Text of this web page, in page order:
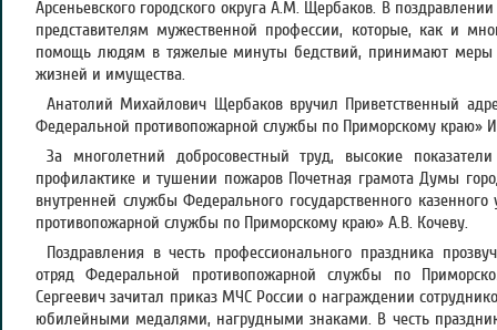
Арсеньевского городского округа А.М. Щербаков. В
представителям мужественной профессии, которые, как и
помощь людям в тяжелые минуты бедствий, принимают меры
жизней и имущества.
Анатолий Михайлович Щербаков вручил Приветственный
Федеральной противопожарной службы по Приморскому краю»
За многолетний добросовестный труд, высокие
профилактике и тушении пожаров Почетная грамота Думы
внутренней службы Федерального государственного
противопожарной службы по Приморскому краю» А.В. Кочеву.
Поздравления в честь профессионального праздника
отряд Федеральной противопожарной службы по
Сергеевич зачитал приказ МЧС России о награждении
юбилейными медалями, нагрудными знаками. В честь